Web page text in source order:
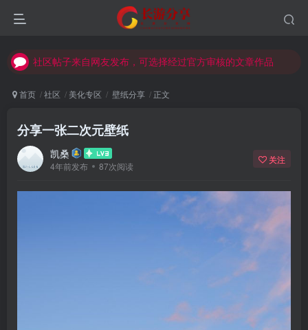
社区帖子来自网友发布，可选择经过官方审核的文章作品
社区帖子来自网友发布，可选择经过官方审核的文章作品
首页 社区 美化专区 壁纸分享 正文
分享一张二次元壁纸
凯桑
4年前发布 87次阅读
关注